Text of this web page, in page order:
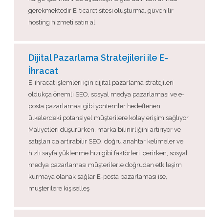
gerekmektedir E-ticaret sitesi oluşturma, güvenilir
hosting hizmeti satın al
Dijital Pazarlama Stratejileri ile E-
İhracat
E-ihracat işlemleri için dijital pazarlama stratejileri
oldukça önemli SEO, sosyal medya pazarlaması ve e-
posta pazarlaması gibi yöntemler hedeflenen
ülkelerdeki potansiyel müşterilere kolay erişim sağlıyor
Maliyetleri düşürürken, marka bilinirliğini artırıyor ve
satışları da artırabilir SEO, doğru anahtar kelimeler ve
hızlı sayfa yüklenme hızı gibi faktörleri içerirken, sosyal
medya pazarlaması müşterilerle doğrudan etkileşim
kurmaya olanak sağlar E-posta pazarlaması ise,
müşterilere kişiselleş